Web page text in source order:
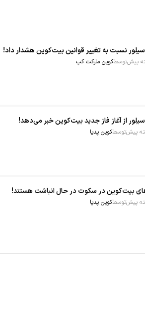
نسبت به تغییر قوانین بیت‌کوین هشدار داد!
توسطکوین مارکت کپ
از آغاز فاز جدید بیت‌کوین خبر می‌دهد!
توسطکوین پدیا
بیت‌کوین در سکوت در حال انباشت هستند!
توسطکوین پدیا